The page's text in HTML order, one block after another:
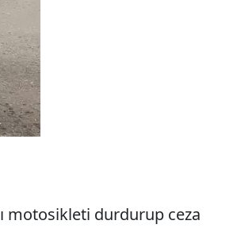
motosikleti durdurup ceza